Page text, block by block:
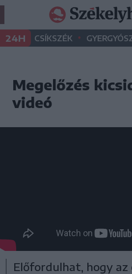
24H CSÍKSZÉK •
Megelőzés
videó
Előfordulhat, hogy az